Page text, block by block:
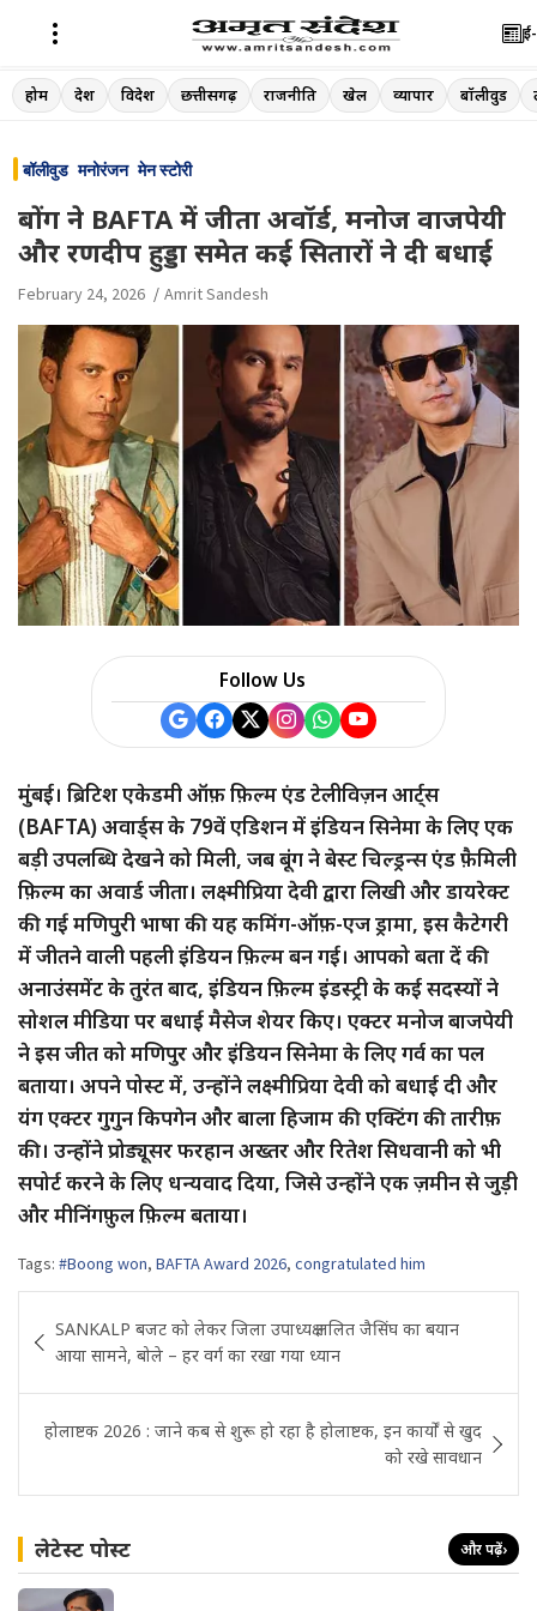
Skip
to
होम देश विदेश छत्तीसगढ़ राजनीति खेल व्यापार बॉलीवुड
बॉलीवुड मनोरंजन मेन स्टोरी
बोंग ने BAFTA में जीता अवॉर्ड, मनोज वाजपेयी
और रणदीप हुड्डा समेत कई सितारों ने दी बधाई
February 24, 2026 Amrit Sandesh
Follow Us
मुंबई। ब्रिटिश एकेडमी ऑफ़ फ़िल्म एंड टेलीविज़न आर्ट्स
(BAFTA) अवार्ड्स के 79वें एडिशन में इंडियन सिनेमा के लिए एक
बड़ी उपलब्धि देखने को मिली, जब बूंग ने बेस्ट चिल्ड्रन्स एंड फ़ैमिली
फ़िल्म का अवार्ड जीता। लक्ष्मीप्रिया देवी द्वारा लिखी और डायरेक्ट
की गई मणिपुरी भाषा की यह कमिंग-ऑफ़-एज ड्रामा, इस कैटेगरी
में जीतने वाली पहली इंडियन फ़िल्म बन गई। आपको बता दें की
अनाउंसमेंट के तुरंत बाद, इंडियन फ़िल्म इंडस्ट्री के कई सदस्यों ने
सोशल मीडिया पर बधाई मैसेज शेयर किए। एक्टर मनोज बाजपेयी
ने इस जीत को मणिपुर और इंडियन सिनेमा के लिए गर्व का पल
बताया। अपने पोस्ट में, उन्होंने लक्ष्मीप्रिया देवी को बधाई दी और
यंग एक्टर गुगुन किपगेन और बाला हिजाम की एक्टिंग की तारीफ़
की। उन्होंने प्रोड्यूसर फरहान अख्तर और रितेश सिधवानी को भी
सपोर्ट करने के लिए धन्यवाद दिया, जिसे उन्होंने एक ज़मीन से जुड़ी
और मीनिंगफ़ुल फ़िल्म बताया।
Tags: #Boong won, BAFTA Award 2026, congratulated him
navigation
SANKALP बजट को लेकर जिला उपाध्यक्ष ललित जैसिंघ का बयान
आया सामने, बोले – हर वर्ग का रखा गया ध्यान
होलाष्टक 2026 : जाने कब से शुरू हो रहा है होलाष्टक, इन कार्यों से खुद
को रखे सावधान
लेटेस्ट पोस्ट और पढ़ें›